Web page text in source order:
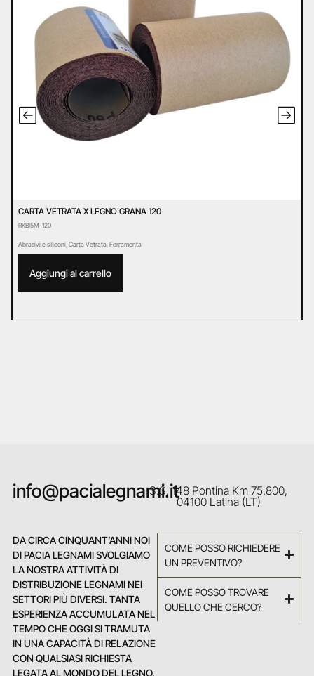
CARTA VETRATA X LEGNO GRANA 120
RKBI5M-120
Abrasivi e siliconi Carta Vetrata Ferramenta
Aggiungi al carrello
info@pacialegnami.itS.S. 148 Pontina Km 75.800,
04100 Latina (LT)
DA CIRCA CINQUANT’ANNI NOI
DI PACIA LEGNAMI SVOLGIAMO
LA NOSTRA ATTIVITÀ DI
DISTRIBUZIONE LEGNAMI NEI
SETTORI PIÙ DIVERSI. TANTA
ESPERIENZA ACCUMULATA NEL
TEMPO CHE OGGI SI TRAMUTA
IN UNA CAPACITÀ DI RELAZIONE
CON QUALSIASI RICHIESTA
LEGATA AL MONDO DEL LEGNO.
COME POSSO RICHIEDERE
UN PREVENTIVO?
COME POSSO TROVARE
QUELLO CHE CERCO?